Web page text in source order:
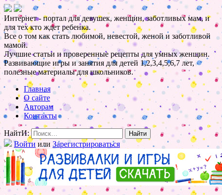
Интернет - портал для девушек, женщин, заботливых мам, и
для тех кто ждет ребенка.
Все о том как стать любимой, невестой, женой и заботливой
мамой.
Лучшие статьи и проверенные рецепты для умных женщин.
Развивающие игры и занятия для детей 1,2,3,4,5,6,7 лет,
полезные материалы для школьников.
Главная
О сайте
Авторам
Контакты
НайтИ:
Войти или Зарегистрироваться